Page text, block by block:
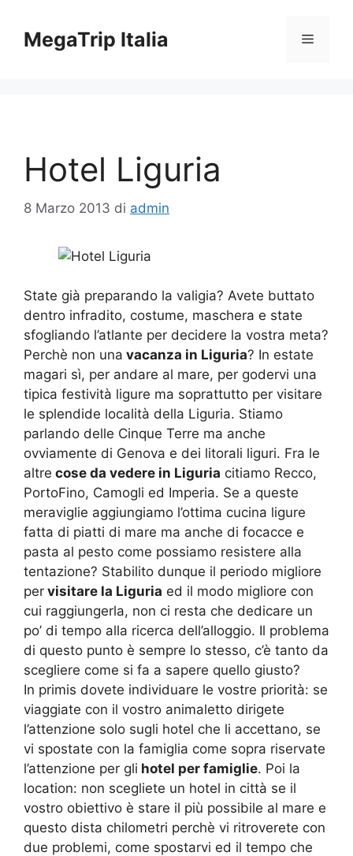
contenuto
MegaTrip Italia Menu
Hotel Liguria
8 Marzo 2013 di admin
State già preparando la valigia? Avete buttato
dentro infradito, costume, maschera e state
sfogliando l’atlante per decidere la vostra meta?
Perchè non una vacanza in Liguria? In estate
magari sì, per andare al mare, per godervi una
tipica festività ligure ma soprattutto per visitare
le splendide località della Liguria. Stiamo
parlando delle Cinque Terre ma anche
ovviamente di Genova e dei litorali liguri. Fra le
altre cose da vedere in Liguria citiamo Recco,
PortoFino, Camogli ed Imperia. Se a queste
meraviglie aggiungiamo l’ottima cucina ligure
fatta di piatti di mare ma anche di focacce e
pasta al pesto come possiamo resistere alla
tentazione? Stabilito dunque il periodo migliore
per visitare la Liguria ed il modo migliore con
cui raggiungerla, non ci resta che dedicare un
po’ di tempo alla ricerca dell’alloggio. Il problema
di questo punto è sempre lo stesso, c’è tanto da
scegliere come si fa a sapere quello giusto?
In primis dovete individuare le vostre priorità: se
viaggiate con il vostro animaletto dirigete
l’attenzione solo sugli hotel che li accettano, se
vi spostate con la famiglia come sopra riservate
l’attenzione per gli hotel per famiglie. Poi la
location: non scegliete un hotel in città se il
vostro obiettivo è stare il più possibile al mare e
questo dista chilometri perchè vi ritroverete con
due problemi, come spostarvi ed il tempo che